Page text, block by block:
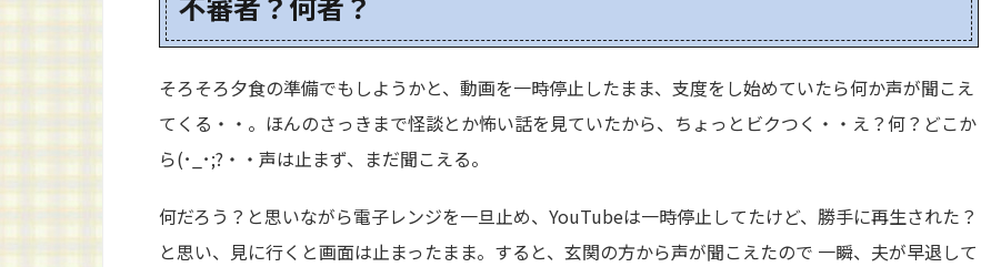
そろそろ夕食の準備でもしようかと、動画を一時停止したまま、支度をし始めていたら何か声が聞こえ
てくる・・。ほんのさっきまで怪談とか怖い話を見ていたから、ちょっとビクつく・・え？何？どこか
ら(･_･;?・・声は止まず、まだ聞こえる。
何だろう？と思いながら電子レンジを一旦止め、YouTubeは一時停止してたけど、勝手に再生された？
と思い、見に行くと画面は止まったまま。すると、玄関の方から声が聞こえたので 一瞬、夫が早退して